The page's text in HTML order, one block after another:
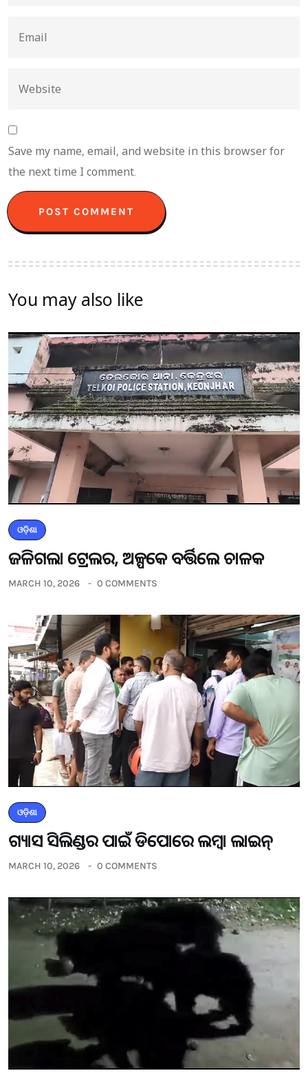
Save my name, email, and website in this browser for
the next time I comment.
You may also like
ଓଡ଼ିଶା
ଜଳିଗଲା ଟ୍ରେଲର, ଅଳ୍ପକେ ବର୍ତ୍ତିଲେ ଚାଳକ
MARCH 10, 2026 0 COMMENTS
ଓଡ଼ିଶା
ଗ୍ୟାସ ସିଲିଣ୍ଡର ପାଇଁ ଡିପୋରେ ଲମ୍ବା ଲାଇନ୍
MARCH 10, 2026 0 COMMENTS